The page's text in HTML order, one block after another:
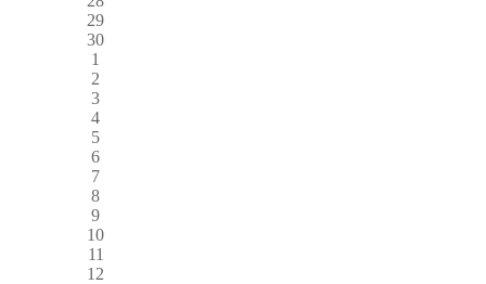
29
30
1
2
3
4
5
6
7
8
9
10
11
12